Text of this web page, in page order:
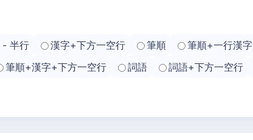
- 半行 漢字+下方一空行 筆順
筆順+一行漢字
筆順+漢字+下方一空行 詞語 詞語+下方一空行